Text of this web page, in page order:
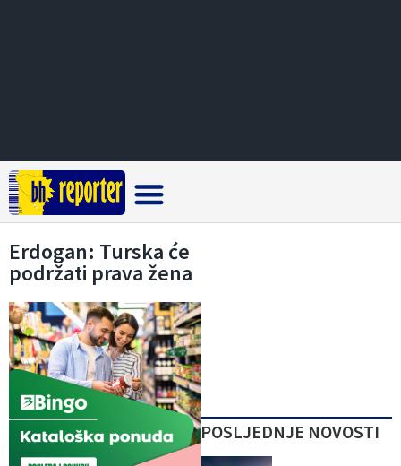
Erdogan: Turska će
podržati prava žena
POSLJEDNJE NOVOSTI